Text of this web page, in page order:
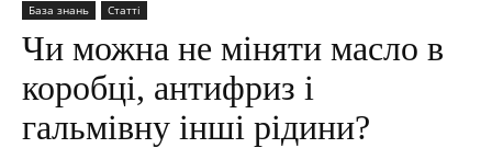
База знань Статті
Чи можна не міняти масло в
коробці, антифриз і
гальмівну інші рідини?